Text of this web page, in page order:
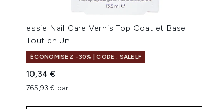
essie Nail Care Vernis Top Coat et Base
Tout en Un
ÉCONOMISEZ -30% | CODE : SALELF
10,34 €
765,93 € par L